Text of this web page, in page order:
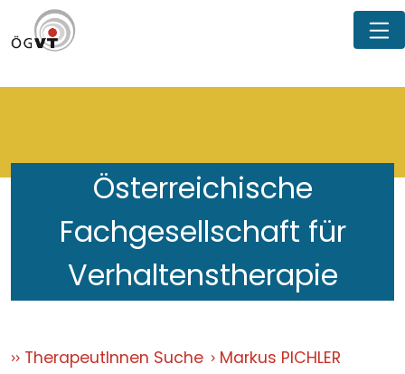
Österreichische
Fachgesellschaft für
Verhaltenstherapie
TherapeutInnen Suche Markus PICHLER